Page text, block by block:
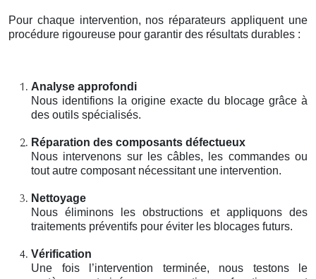
Pour chaque intervention, nos réparateurs appliquent une
procédure rigoureuse pour garantir des résultats durables :
Analyse approfondi
Nous identifions la origine exacte du blocage grâce à
des outils spécialisés.
Réparation des composants défectueux
Nous intervenons sur les câbles, les commandes ou
tout autre composant nécessitant une intervention.
Nettoyage
Nous éliminons les obstructions et appliquons des
traitements préventifs pour éviter les blocages futurs.
Vérification
Une fois l’intervention terminée, nous testons le